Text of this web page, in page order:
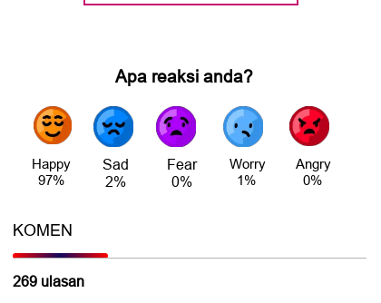
KOMEN
269 ulasan
Happy
97%
Sad
2%
Worry
1%
Fear
0%
Angry
0%
Apa reaksi anda?